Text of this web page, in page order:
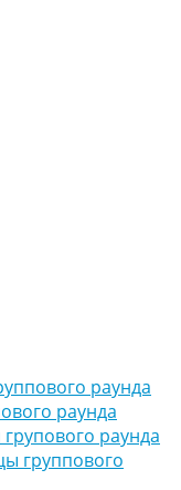
раунда
раунда
раунда
группового